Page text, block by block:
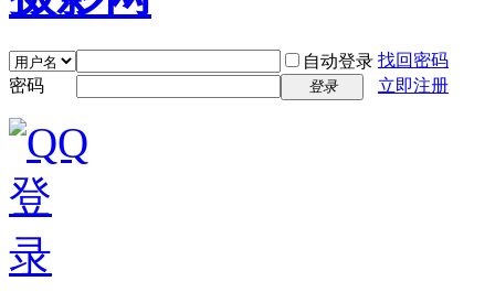
自动登录 找回密码
密码
登录 立即注册